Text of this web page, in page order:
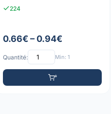
224
0.66€ – 0.94€
Quantité: Min: 1